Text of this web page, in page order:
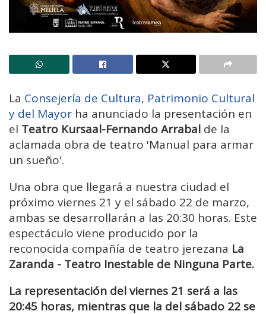
La Consejería de Cultura, Patrimonio Cultural
y del Mayor ha anunciado la presentación en
el Teatro Kursaal-Fernando Arrabal de la
aclamada obra de teatro 'Manual para armar
un sueño'.
Una obra que llegará a nuestra ciudad el
próximo viernes 21 y el sábado 22 de marzo,
ambas se desarrollarán a las 20:30 horas. Este
espectáculo viene producido por la
reconocida compañía de teatro jerezana La
Zaranda - Teatro Inestable de Ninguna Parte.
La representación del viernes 21 será a las
20:45 horas, mientras que la del sábado 22 se